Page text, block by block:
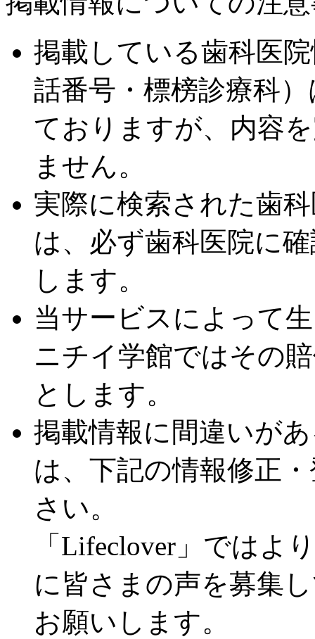
掲載している歯科医
話番号・標榜診療科
ておりますが、内容
ません。
実際に検索された歯
は、必ず歯科医院に
します。
当サービスによって
ニチイ学館ではその
とします。
掲載情報に間違いが
は、下記の情報修正
さい。
「Lifeclover」ではよ
に皆さまの声を募集
お願いします。